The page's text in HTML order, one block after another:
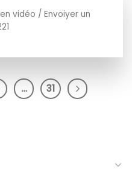
vidéo / Envoiyer un
… 31